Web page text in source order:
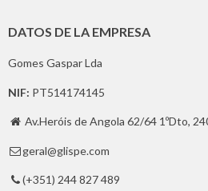
DATOS DE LA EMPRESA
Gomes Gaspar Lda
NIF: PT514174145
 Av.Heróis de Angola 62/64 1ºDto,
 geral@glispe.com
 (+351) 244 827 489